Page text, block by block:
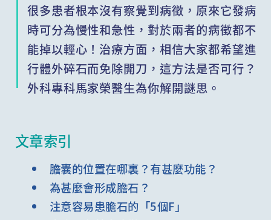
很多患者根本沒有察覺到病徵，原來它發病
時可分為慢性和急性，對於兩者的病徵都不
能掉以輕心！治療方面，相信大家都希望進
行體外碎石而免除開刀，這方法是否可行？
外科專科馬家榮醫生為你解開謎思。
文章索引
膽囊的位置在哪裏？有甚麼功能？
為甚麼會形成膽石？
注意容易患膽石的「5個F」